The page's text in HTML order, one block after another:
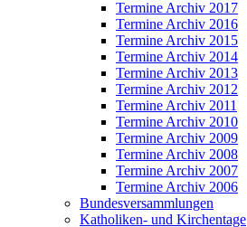
Termine Archiv 2017
Termine Archiv 2016
Termine Archiv 2015
Termine Archiv 2014
Termine Archiv 2013
Termine Archiv 2012
Termine Archiv 2011
Termine Archiv 2010
Termine Archiv 2009
Termine Archiv 2008
Termine Archiv 2007
Termine Archiv 2006
Bundesversammlungen
Katholiken- und Kirchentage